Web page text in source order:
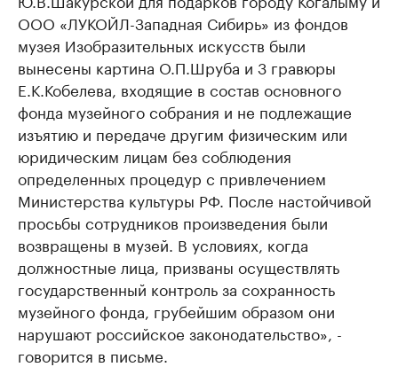
ООО «ЛУКОЙЛ-Западная Сибирь» из фондов
музея Изобразительных искусств были
вынесены картина О.П.Шруба и 3 гравюры
Е.К.Кобелева, входящие в состав основного
фонда музейного собрания и не подлежащие
изъятию и передаче другим физическим или
юридическим лицам без соблюдения
определенных процедур с привлечением
Министерства культуры РФ. После настойчивой
просьбы сотрудников произведения были
возвращены в музей. В условиях, когда
должностные лица, призваны осуществлять
государственный контроль за сохранность
музейного фонда, грубейшим образом они
нарушают российское законодательство», -
говорится в письме.